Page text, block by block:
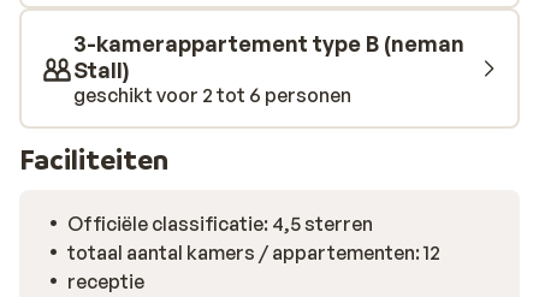
ontspannen af te sluiten. De ligging is ideaal voor wie
rust zoekt, maar ook graag op pad gaat. In de
omgeving wachten ruim 200 kilometer aan pistes,
maar 40 meter van het hotel geniet je al van een
zodra je de deur uitstapt, en het uitzicht maakt elk
moment memorabel.
3-kamerappartement type B (neman
Stall)
geschikt voor 2 tot 6 personen
Faciliteiten
Officiële classificatie: 4,5 sterren
totaal aantal kamers / appartementen: 12
receptie